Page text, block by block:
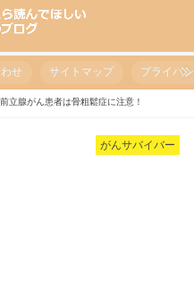
せ サイトマップ プライバ
立腺がん患者は骨粗鬆症に注意！
がんサバイバー